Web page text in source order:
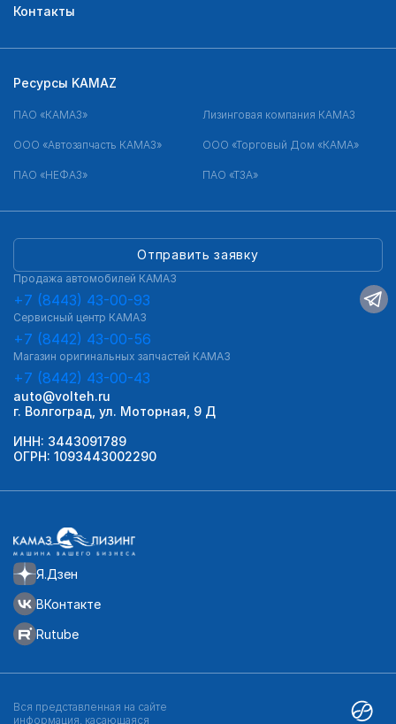
Контакты
Я.Дзен
ВКонтакте
Rutube
Отправить заявку
Продажа автомобилей КАМАЗ
+7 (8443) 43-00-93
Сервисный центр КАМАЗ
+7 (8442) 43-00-56
Магазин оригинальных запчастей КАМАЗ
+7 (8442) 43-00-43
auto@volteh.ru
г. Волгоград, ул. Моторная, 9 Д
ИНН: 3443091789
ОГРН: 1093443002290
Ресурсы KAMAZ
ПАО «КАМАЗ» Лизинговая компания КАМАЗ
ООО «Автозапчасть КАМАЗ» ООО «Торговый Дом «КАМА»
ПАО «НЕФАЗ» ПАО «ТЗА»
Вся представленная на сайте
информация, касающаяся